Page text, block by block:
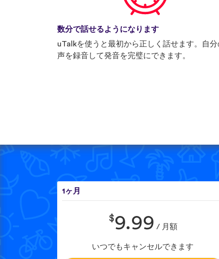
数分で話せるようになります
uTalkを使うと最初から正しく話せます。自分
声を録音して発音を完璧にできます。
1ヶ月
$9.99 / 月額
いつでもキャンセルできます